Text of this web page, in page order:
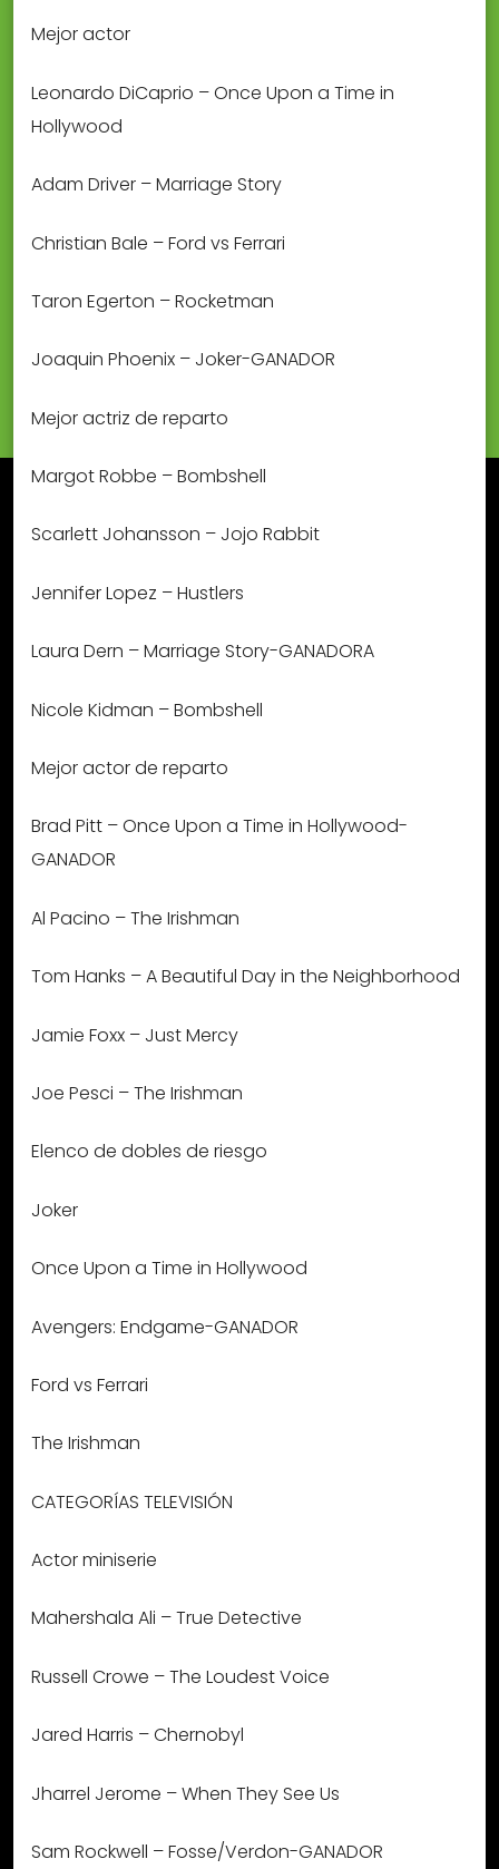
Mejor actor
Leonardo DiCaprio – Once Upon a Time in
Hollywood
Adam Driver – Marriage Story
Christian Bale – Ford vs Ferrari
Taron Egerton – Rocketman
Joaquin Phoenix – Joker-GANADOR
Mejor actriz de reparto
Margot Robbe – Bombshell
Scarlett Johansson – Jojo Rabbit
Jennifer Lopez – Hustlers
Laura Dern – Marriage Story-GANADORA
Nicole Kidman – Bombshell
Mejor actor de reparto
Brad Pitt – Once Upon a Time in Hollywood-
GANADOR
Al Pacino – The Irishman
Tom Hanks – A Beautiful Day in the Neighborhood
Jamie Foxx – Just Mercy
Joe Pesci – The Irishman
Elenco de dobles de riesgo
Joker
Once Upon a Time in Hollywood
Avengers: Endgame-GANADOR
Ford vs Ferrari
The Irishman
CATEGORÍAS TELEVISIÓN
Actor miniserie
Mahershala Ali – True Detective
Russell Crowe – The Loudest Voice
Jared Harris – Chernobyl
Jharrel Jerome – When They See Us
Sam Rockwell – Fosse/Verdon-GANADOR